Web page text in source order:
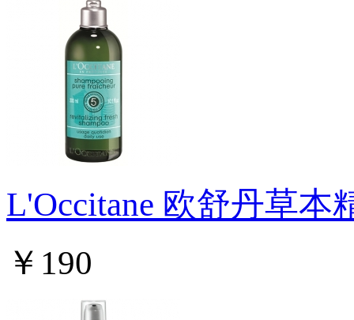
L'Occitane 欧舒丹草本
￥190